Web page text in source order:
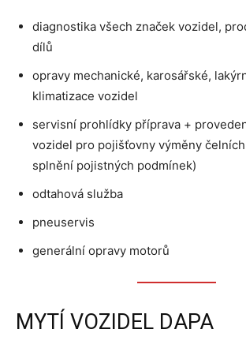
diagnostika všech značek vozidel,
dílů
opravy mechanické, karosářské,
klimatizace vozidel
servisní prohlídky příprava +
vozidel pro pojišťovny výměny
splnění pojistných podmínek)
odtahová služba
pneuservis
generální opravy motorů
MYTÍ VOZIDEL DAPA